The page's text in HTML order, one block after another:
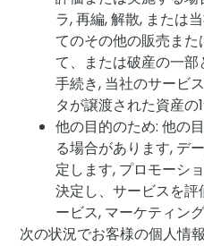
ラ, 再編, 解散, または
てのその他の販売ま
て、または破産の一
手続き, 当社のサービ
タが譲渡された資産の
他の目的のため: 他の
る場合があります, デ
定します, プロモーシ
決定し、サービスを評
ービス, マーケティン
次の状況でお客様の個人情